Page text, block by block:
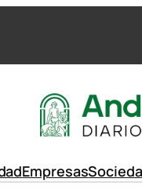
Empresas